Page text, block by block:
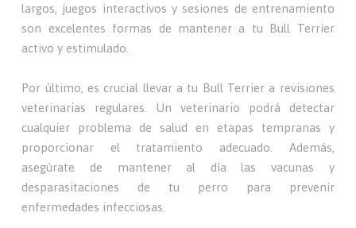
largos, juegos interactivos y sesiones de entrenamiento
son excelentes formas de mantener a tu Bull Terrier
activo y estimulado.
Por último, es crucial llevar a tu Bull Terrier a revisiones
veterinarias regulares. Un veterinario podrá detectar
cualquier problema de salud en etapas tempranas y
proporcionar el tratamiento adecuado. Además,
asegúrate de mantener al día las vacunas y
desparasitaciones de tu perro para prevenir
enfermedades infecciosas.